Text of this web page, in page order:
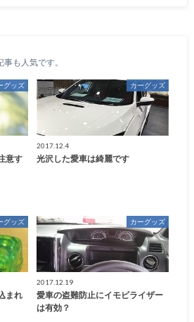
事も人気です。
グッズ
意す
カーグッズ
2017.12.4
光沢した愛車は綺麗です
グッズ
まれ
カーグッズ
2017.12.19
愛車の盗難防止にイモビライザー
は有効？